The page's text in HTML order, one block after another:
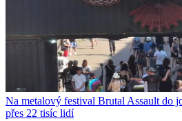
Na metalový festival Brutal Assault do
přes 22 tisíc lidí